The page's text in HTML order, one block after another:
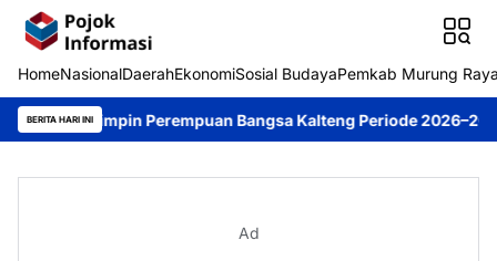
HomeNasionalDaerahEkonomiSosial BudayaPemkab Murung
BERITA HARI INI
Perempuan Bangsa Kalteng Periode 2026–2031 DPRD
Ad